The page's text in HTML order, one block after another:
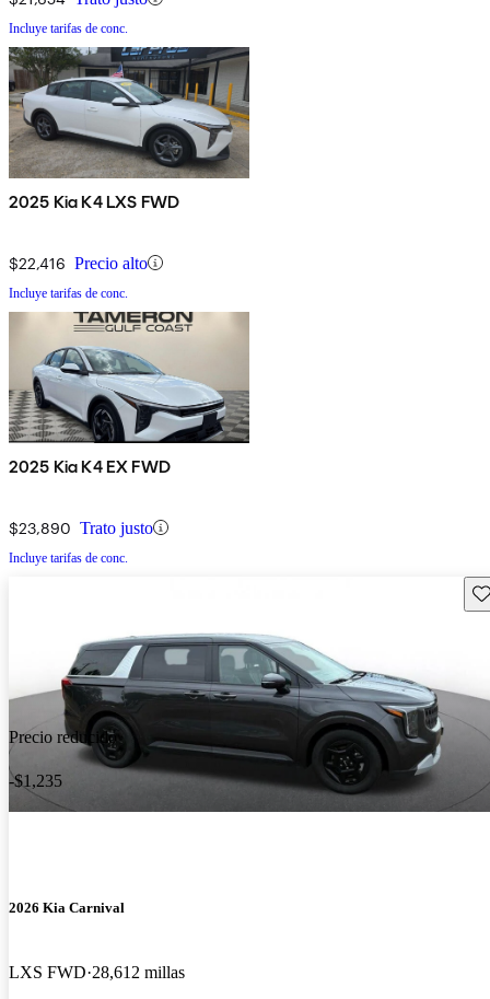
Incluye tarifas de conc.
2025 Kia K4 LXS FWD
$22,416 Precio alto
Incluye tarifas de conc.
2025 Kia K4 EX FWD
$23,890 Trato justo
Incluye tarifas de conc.
Precio reducido
-$1,235
2026 Kia Carnival
LXS FWD 28,612 millas